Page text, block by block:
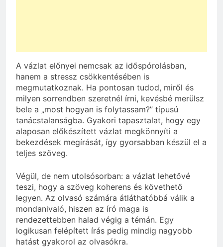
A vázlat előnyei nemcsak az időspórolásban,
hanem a stressz csökkentésében is
megmutatkoznak. Ha pontosan tudod, miről és
milyen sorrendben szeretnél írni, kevésbé merülsz
bele a „most hogyan is folytassam?” típusú
tanácstalanságba. Gyakori tapasztalat, hogy egy
alaposan előkészített vázlat megkönnyíti a
bekezdések megírását, így gyorsabban készül el a
teljes szöveg.
Végül, de nem utolsósorban: a vázlat lehetővé
teszi, hogy a szöveg koherens és követhető
legyen. Az olvasó számára átláthatóbbá válik a
mondanivaló, hiszen az író maga is
rendezettebben halad végig a témán. Egy
logikusan felépített írás pedig mindig nagyobb
hatást gyakorol az olvasókra.